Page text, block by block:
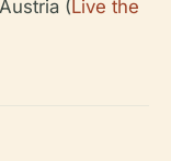
( Live the